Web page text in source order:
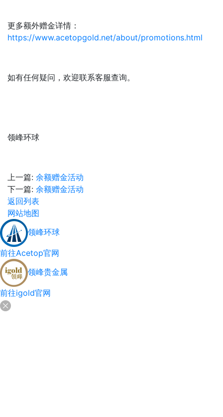
更多额外赠金详情：
https://www.acetopgold.net/about/promotions.html
如有任何疑问，欢迎联系客服查询。
领峰环球
上一篇: 余额赠金活动
下一篇: 余额赠金活动
返回列表
网站地图
领峰环球
前往Acetop官网
领峰贵金属
前往igold官网